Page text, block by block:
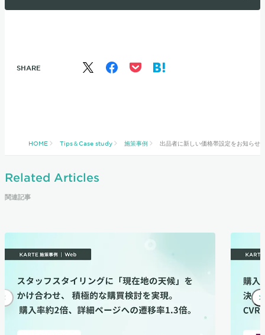
SHARE
HOME Tips＆Case study 施策事例 出品者に新しい価格帯設定をお知らせ
Related Articles
関連記事